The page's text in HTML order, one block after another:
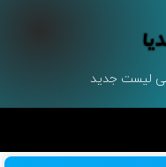
لیست جدید